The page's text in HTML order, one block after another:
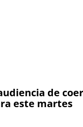
de
este martes